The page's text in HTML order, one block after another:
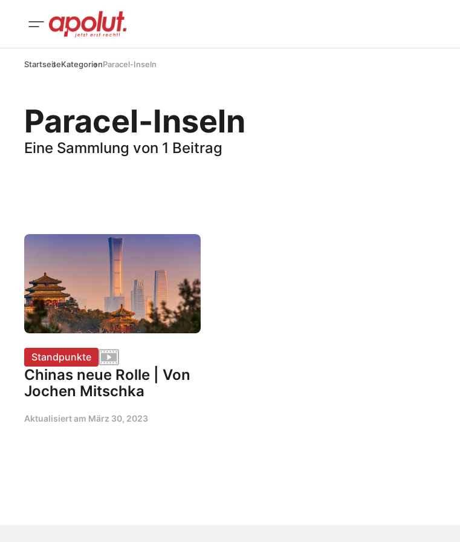
StartseiteKategorienParacel-Inseln
Paracel-Inseln
Eine Sammlung von 1 Beitrag
Standpunkte
Chinas neue Rolle | Von
Jochen Mitschka
Aktualisiert am März 30, 2023